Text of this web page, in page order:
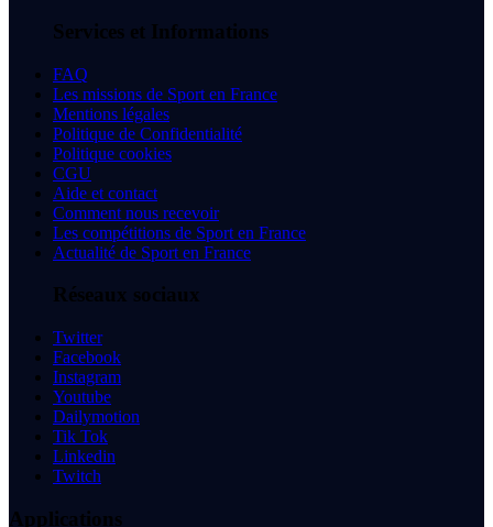
Services et Informations
FAQ
Les missions de Sport en France
Mentions légales
Politique de Confidentialité
Politique cookies
CGU
Aide et contact
Comment nous recevoir
Les compétitions de Sport en France
Actualité de Sport en France
Réseaux sociaux
Twitter
Facebook
Instagram
Youtube
Dailymotion
Tik Tok
Linkedin
Twitch
Applications